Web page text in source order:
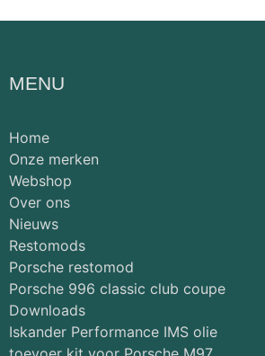
MENU
Home
Onze merken
Webshop
Over ons
Nieuws
Restomods
Porsche restomod
Porsche 996 classic club coupe
Downloads
Iskander Performance IMS olie